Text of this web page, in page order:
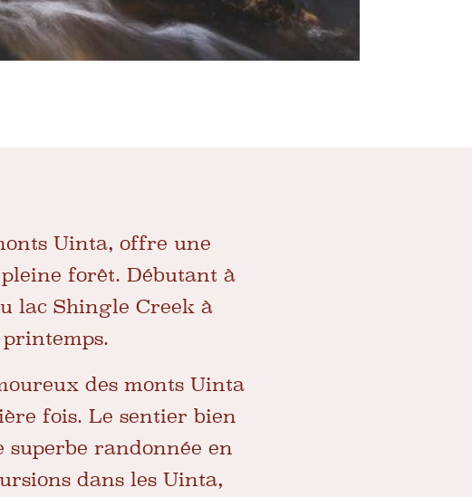
Uinta, offre une
forêt. Débutant à
lac Shingle Creek à
printemps.
des monts Uinta
fois. Le sentier bien
randonnée en
dans les Uinta,